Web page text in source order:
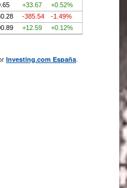
Investing.com España.